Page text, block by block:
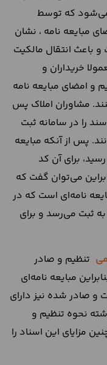
می‌شود که توسط
مبایعه نامه ، نشان
باعث انتقال مالکیت
خریداران و
و امضای مبایعه نامه
مشاوران املاک پس
را در سامانه ثبت
پس از آنکه مبایعه
برای آن کد
می‌توان گفت که
نامه‌ای است که در
ثبت می‌رسد و برای
تنظیم و صادر
مبایعه نامه‌ای
و صادر شده نیز دارای
نحوه تنظیم و
مزایای این اسناد را